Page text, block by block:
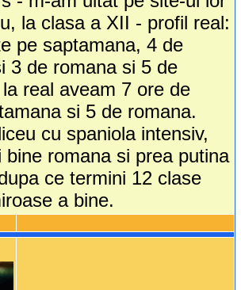
la clasa a XII - profil real:
pe saptamana, 4 de
3 de romana si 5 de
real aveam 7 ore de
si 5 de romana.
cu spaniola intensiv,
bine romana si prea putina
ce termini 12 clase
a bine.